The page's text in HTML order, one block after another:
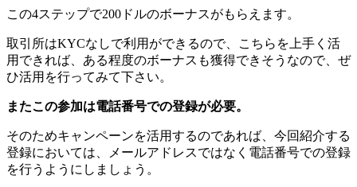
この4ステップで200ドルのボーナスがもらえます。
取引所はKYCなしで利用ができるので、こちらを上手く活
用できれば、ある程度のボーナスも獲得できそうなので、ぜ
ひ活用を行ってみて下さい。
またこの参加は電話番号での登録が必要。
そのためキャンペーンを活用するのであれば、今回紹介する
登録においては、メールアドレスではなく電話番号での登録
を行うようにしましょう。